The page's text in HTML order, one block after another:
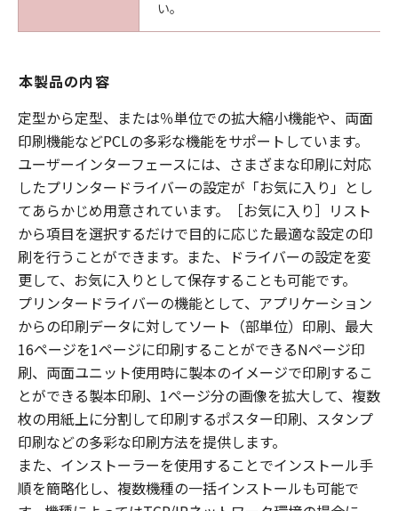
い。
本製品の内容
定型から定型、または％単位での拡大縮小機能や、両面
印刷機能などPCLの多彩な機能をサポートしています。
ユーザーインターフェースには、さまざまな印刷に対応
したプリンタードライバーの設定が「お気に入り」とし
てあらかじめ用意されています。［お気に入り］リスト
から項目を選択するだけで目的に応じた最適な設定の印
刷を行うことができます。また、ドライバーの設定を変
更して、お気に入りとして保存することも可能です。
プリンタードライバーの機能として、アプリケーション
からの印刷データに対してソート（部単位）印刷、最大
16ページを1ページに印刷することができるNページ印
刷、両面ユニット使用時に製本のイメージで印刷するこ
とができる製本印刷、1ページ分の画像を拡大して、複数
枚の用紙上に分割して印刷するポスター印刷、スタンプ
印刷などの多彩な印刷方法を提供します。
また、インストーラーを使用することでインストール手
順を簡略化し、複数機種の一括インストールも可能で